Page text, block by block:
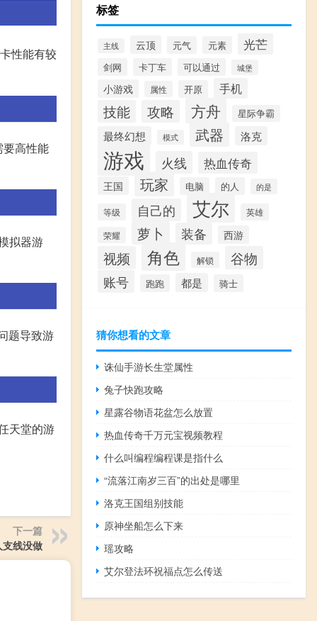
性能有较
高性能
拟器游
题导致游
天堂的游
下一篇
线没做
标签
主线 云顶 元气 元素 光芒
剑网 卡丁车 可以通过 城堡
小游戏 属性 开原 手机
技能 攻略 方舟 星际争霸
最终幻想 模式 武器 洛克
游戏 火线 热血传奇
王国 玩家 电脑 的人 的是
等级 自己的 艾尔 英雄
荣耀 萝卜 装备 西游
视频 角色 解锁 谷物
账号 跑跑 都是 骑士
猜你想看的文章
诛仙手游长生堂属性
兔子快跑攻略
星露谷物语花盆怎么放置
热血传奇千万元宝视频教程
什么叫编程编程课是指什么
“流落江南岁三百”的出处是哪里
洛克王国组别技能
原神坐船怎么下来
瑶攻略
艾尔登法环祝福点怎么传送